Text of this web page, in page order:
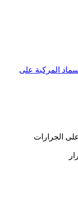
المركبة على
الجرارات